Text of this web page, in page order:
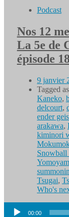
Podcast
Nos 12
La 5e de
épisode 18
9 janvier
Tagged
Kaneko,
delcourt,
ender
arakawa,
kiminori
Snowball
Tsugai,
Who's
Lecteur
audio
00:00